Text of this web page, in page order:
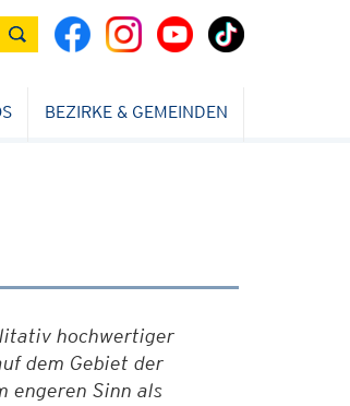
BEZIRKE & GEMEINDEN
hochwertiger
dem Gebiet der
engeren Sinn als